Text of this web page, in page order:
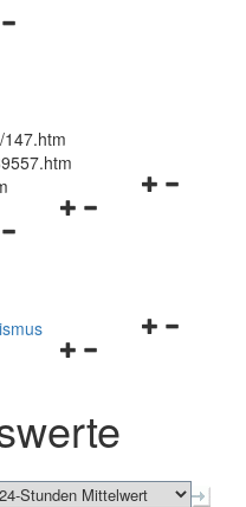
/147.htm
Navigationsmenü
Navigationsmenü
schließen